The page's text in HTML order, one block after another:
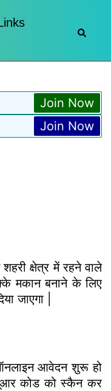
Join Now
Join Now
क्षेत्र में रहने वाले
मकान बनाने के लिए
जाएगा |
ऑनलाइन आवेदन शुरू हो
कोड को स्कैन कर